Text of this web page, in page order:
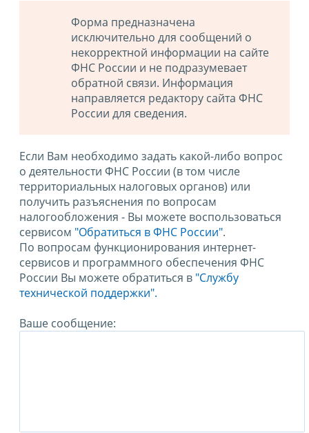
Форма предназначена
исключительно для сообщений о
некорректной информации на сайте
ФНС России и не подразумевает
обратной связи. Информация
направляется редактору сайта ФНС
России для сведения.
Если Вам необходимо задать какой-либо вопрос
о деятельности ФНС России (в том числе
территориальных налоговых органов) или
получить разъяснения по вопросам
налогообложения - Вы можете воспользоваться
сервисом "Обратиться в ФНС России".
По вопросам функционирования интернет-
сервисов и программного обеспечения ФНС
России Вы можете обратиться в "Службу
технической поддержки".
Ваше сообщение: